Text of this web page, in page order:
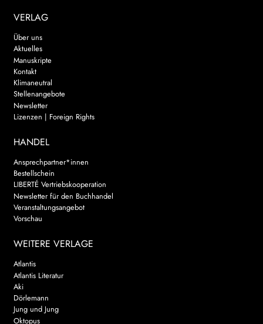
VERLAG
Über uns
Aktuelles
Manuskripte
Kontakt
Klimaneutral
Stellenangebote
Newsletter
Lizenzen | Foreign Rights
HANDEL
Ansprechpartner*innen
Bestellschein
LIBERTÉ Vertriebskooperation
Newsletter für den Buchhandel
Veranstaltungsangebot
Vorschau
WEITERE VERLAGE
Atlantis
Atlantis Literatur
Aki
Dörlemann
Jung und Jung
Oktopus